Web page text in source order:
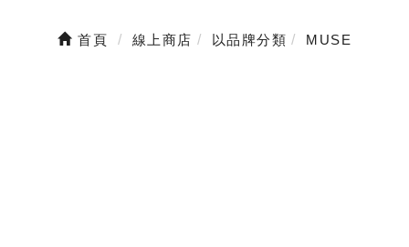
首頁 線上商店 以品牌分類 MUSE